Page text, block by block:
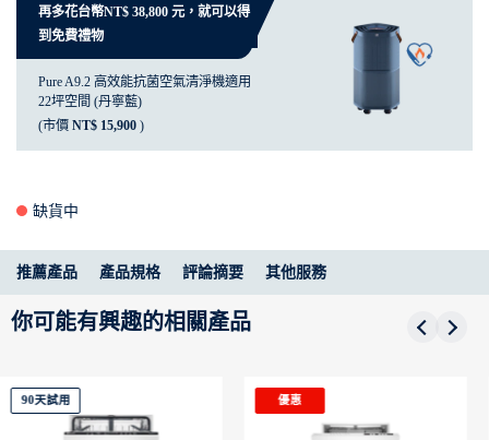
再多花台幣NT$ 38,800 元，就可以得
到免費禮物
Pure A9.2 高效能抗菌空氣清淨機適用
22坪空間 (丹寧藍)
(市價 NT$ 15,900 )
缺貨中
推薦產品 產品規格 評論摘要 其他服務
你可能有興趣的相關產品
優惠